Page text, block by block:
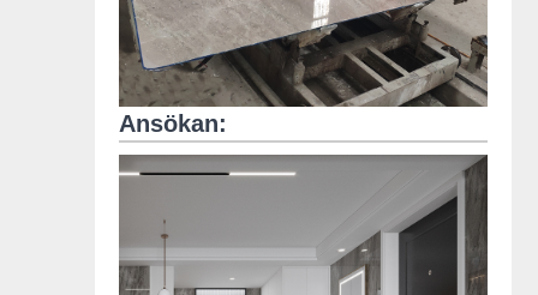
Ansökan: